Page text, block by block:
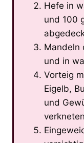
Hefe in
und 100
Mandeln
und in
Vorteig
Eigelb,
und